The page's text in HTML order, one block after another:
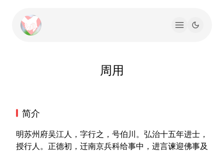
周用
简介
明苏州府吴江人，字行之，号伯川。弘治十五年进士，
授行人。正德初，迁南京兵科给事中，进言谏迎佛事及